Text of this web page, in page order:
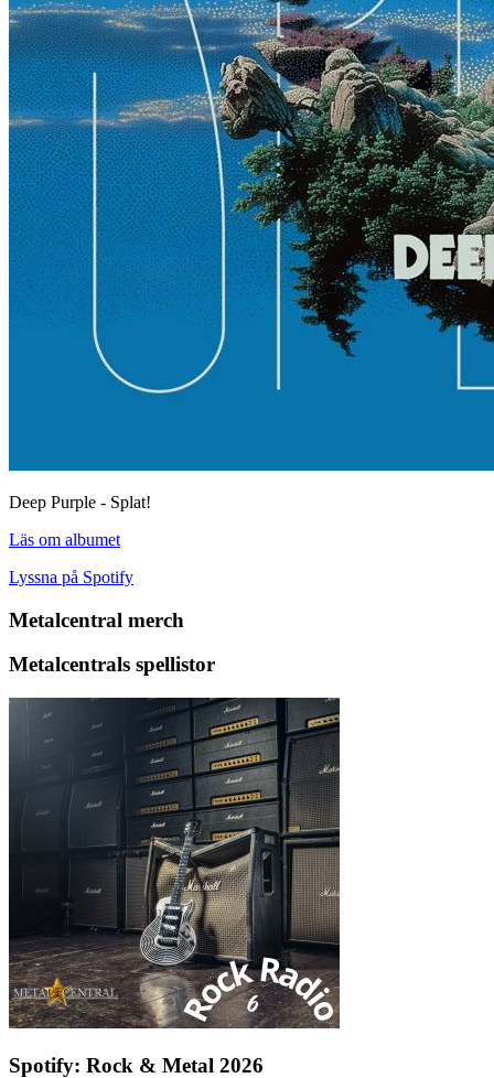
Deep Purple - Splat!
Läs om albumet
Lyssna på Spotify
Metalcentral merch
Metalcentrals spellistor
Spotify: Rock & Metal 2026